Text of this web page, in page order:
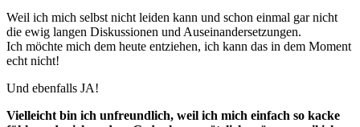
Weil ich mich selbst nicht leiden kann und schon einmal gar nicht
die ewig langen Diskussionen und Auseinandersetzungen.
Ich möchte mich dem heute entziehen, ich kann das in dem Moment
echt nicht!
Und ebenfalls JA!
Vielleicht bin ich unfreundlich, weil ich mich einfach so kacke